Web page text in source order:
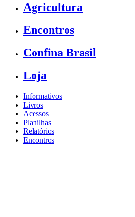
Agricultura
Encontros
Confina Brasil
Loja
Informativos
Livros
Acessos
Planilhas
Relatórios
Encontros